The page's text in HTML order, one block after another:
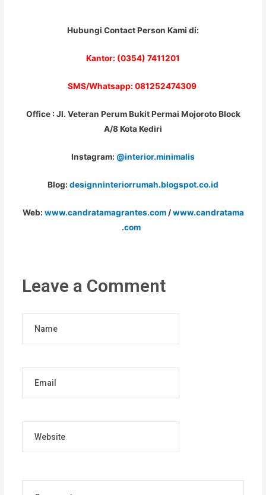
Hubungi Contact Person Kami di:
Kantor: (0354) 7411201
SMS/Whatsapp: 081252474309
Office : Jl. Veteran Perum Bukit Permai Mojoroto Block
A/8 Kota Kediri
Instagram: @interior.minimalis
Blog: designninteriorrumah.blogspot.co.id
Web: www.candratamagrantes.com/www.candratama
.com
Leave a Comment